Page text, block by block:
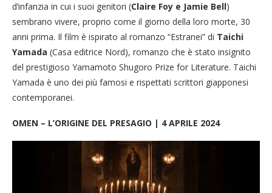
d’infanzia in cui i suoi genitori (Claire Foy e Jamie Bell)
sembrano vivere, proprio come il giorno della loro morte, 30
anni prima. Il film è ispirato al romanzo “Estranei” di Taichi
Yamada (Casa editrice Nord), romanzo che è stato insignito
del prestigioso Yamamoto Shugoro Prize for Literature. Taichi
Yamada è uno dei più famosi e rispettati scrittori giapponesi
contemporanei.
OMEN – L’ORIGINE DEL PRESAGIO | 4 APRILE 2024